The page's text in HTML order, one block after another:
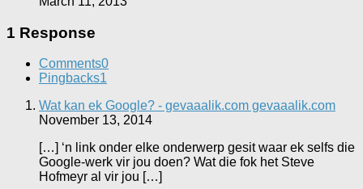
1 Response
Comments0
Pingbacks1
Wat kan ek Google? - gevaaalik.com gevaaalik.com
November 13, 2014
[…] ‘n link onder elke onderwerp gesit waar ek selfs die
Google-werk vir jou doen? Wat die fok het Steve
Hofmeyr al vir jou […]